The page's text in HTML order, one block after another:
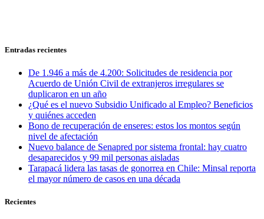
Entradas recientes
De 1.946 a más de 4.200: Solicitudes de residencia por
Acuerdo de Unión Civil de extranjeros irregulares se
duplicaron en un año
¿Qué es el nuevo Subsidio Unificado al Empleo? Beneficios
y quiénes acceden
Bono de recuperación de enseres: estos los montos según
nivel de afectación
Nuevo balance de Senapred por sistema frontal: hay cuatro
desaparecidos y 99 mil personas aisladas
Tarapacá lidera las tasas de gonorrea en Chile: Minsal reporta
el mayor número de casos en una década
Recientes